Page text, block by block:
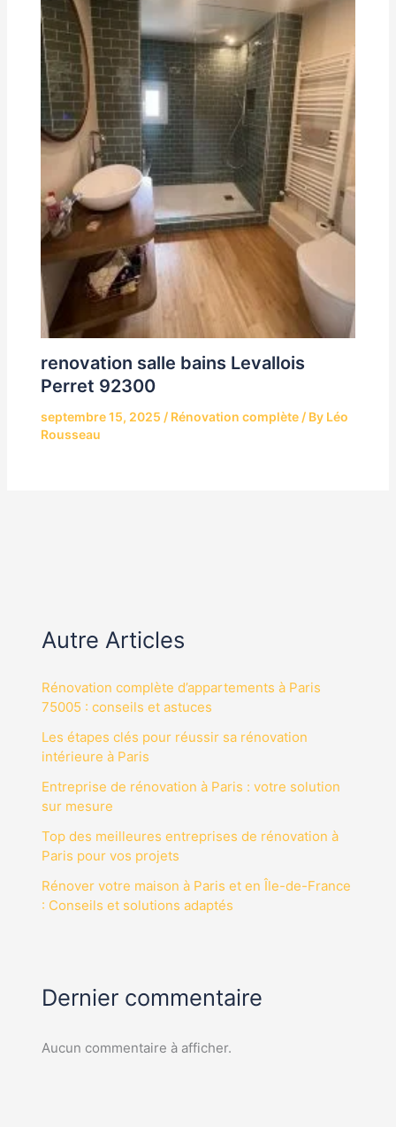
renovation salle bains Levallois
Perret 92300
septembre 15, 2025 / Rénovation complète/ By Léo
Rousseau
Autre Articles
Rénovation complète d’appartements à Paris
75005 : conseils et astuces
Les étapes clés pour réussir sa rénovation
intérieure à Paris
Entreprise de rénovation à Paris : votre solution
sur mesure
Top des meilleures entreprises de rénovation à
Paris pour vos projets
Rénover votre maison à Paris et en Île-de-France
: Conseils et solutions adaptés
Dernier commentaire
Aucun commentaire à afficher.